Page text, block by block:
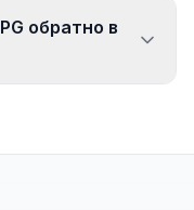
обратно в